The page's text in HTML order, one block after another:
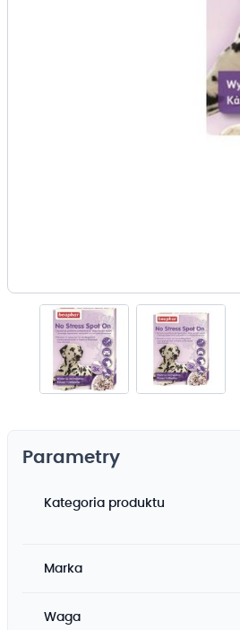
początek
Parametry
Kategoria produktu
Marka
Waga